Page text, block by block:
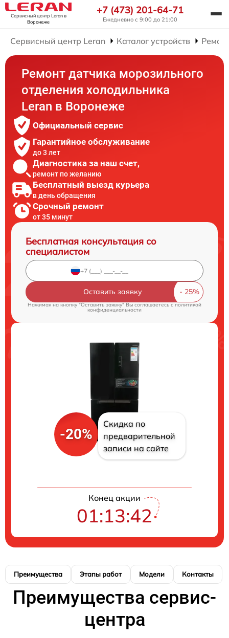
Сервисный центр Leranв
Воронеже
+7 (473) 201-64-71
Ежедневно с 9:00 до 21:00
Сервисный центр Leran Каталог устройств
Ремонт датчика морозильного
отделения холодильника
Leran в Воронеже
Официальный сервис
Гарантийное обслуживание
до 3 лет
Диагностика за наш счет,
ремонт по желанию
Бесплатный выезд курьера
в день обращения
Срочный ремонт
от 35 минут
Бесплатная консультация со
специалистом
Оставить заявку
Нажимая на кнопку "Оставить заявку" Вы соглашаетесь c политикой
конфиденциальности
-20%
Скидка по
предварительной
записи на сайте
Конец акции
01:13:41
Преимущества Этапы работ Модели Контакты
Преимущества сервис-
центра